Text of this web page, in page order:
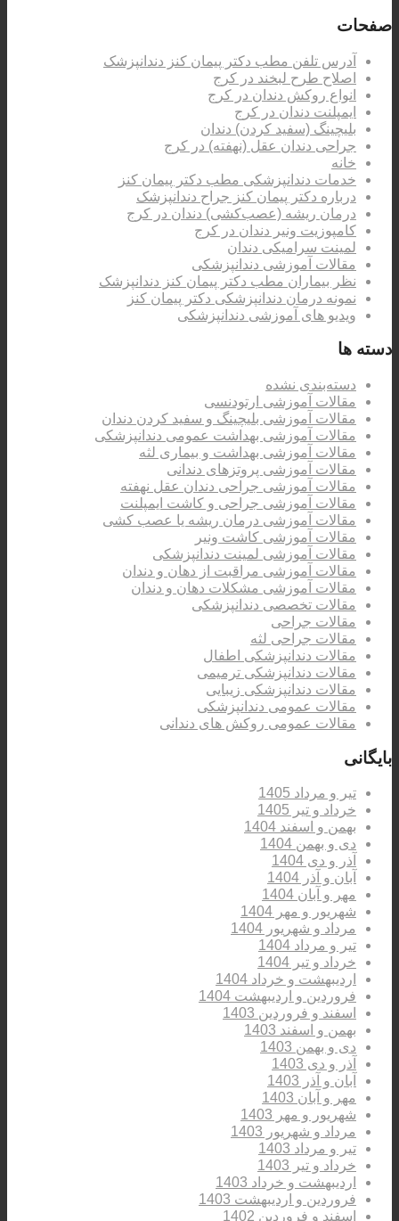
صفحات
آدرس تلفن مطب دکتر پیمان کنز دندانپزشک
اصلاح طرح لبخند در کرج
انواع روکش دندان در کرج
ایمپلنت دندان در کرج
بلیچینگ (سفید کردن) دندان
جراحی دندان عقل (نهفته) در کرج
خانه
خدمات دندانپزشکی مطب دکتر پیمان کنز
درباره دکتر پیمان کنز جراح دندانپزشک
درمان ریشه (عصب‌کشی) دندان در کرج
کامپوزیت ونیر دندان در کرج
لمینت سرامیکی دندان
مقالات آموزشی دندانپزشکی
نظر بیماران مطب دکتر پیمان کنز دندانپزشک
نمونه درمان دندانپزشکی دکتر پیمان کنز
ویدیو های آموزشی دندانپزشکی
دسته ها
دسته‌بندی نشده
مقالات آموزشی ارتودنسی
مقالات آموزشی بلیچینگ و سفید کردن دندان
مقالات آموزشی بهداشت عمومی دندانپزشکی
مقالات آموزشی بهداشت و بیماری لثه
مقالات آموزشی پروتزهای دندانی
مقالات آموزشی جراحی دندان عقل نهفته
مقالات آموزشی جراحی و کاشت ایمپلنت
مقالات آموزشی درمان ریشه یا عصب کشی
مقالات آموزشی کاشت ونیر
مقالات آموزشی لمینت دندانپزشکی
مقالات آموزشی مراقبت از دهان و دندان
مقالات آموزشی مشکلات دهان و دندان
مقالات تخصصی دندانپزشکی
مقالات جراحی
مقالات جراحی لثه
مقالات دندانپزشکی اطفال
مقالات دندانپزشکی ترمیمی
مقالات دندانپزشکی زیبایی
مقالات عمومی دندانپزشکی
مقالات عمومی روکش های دندانی
بایگانی
تیر و مرداد 1405
خرداد و تیر 1405
بهمن و اسفند 1404
دی و بهمن 1404
آذر و دی 1404
آبان و آذر 1404
مهر و آبان 1404
شهریور و مهر 1404
مرداد و شهریور 1404
تیر و مرداد 1404
خرداد و تیر 1404
اردیبهشت و خرداد 1404
فروردین و اردیبهشت 1404
اسفند و فروردین 1403
بهمن و اسفند 1403
دی و بهمن 1403
آذر و دی 1403
آبان و آذر 1403
مهر و آبان 1403
شهریور و مهر 1403
مرداد و شهریور 1403
تیر و مرداد 1403
خرداد و تیر 1403
اردیبهشت و خرداد 1403
فروردین و اردیبهشت 1403
اسفند و فروردین 1402